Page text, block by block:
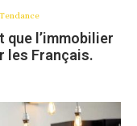
Tendance
l’immobilier
les Français.